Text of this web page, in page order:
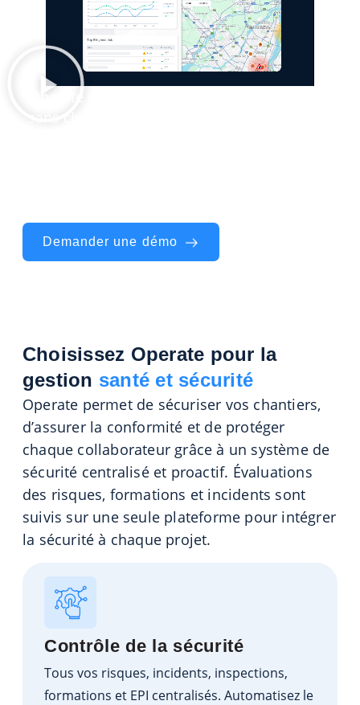
Operate optimise votre gestion de la sécurité
Demander une démo
Choisissez Operate pour la
gestion santé et sécurité
Operate permet de sécuriser vos chantiers,
d’assurer la conformité et de protéger
chaque collaborateur grâce à un système de
sécurité centralisé et proactif. Évaluations
des risques, formations et incidents sont
suivis sur une seule plateforme pour intégrer
la sécurité à chaque projet.
Contrôle de la sécurité
Tous vos risques, incidents, inspections,
formations et EPI centralisés. Automatisez le